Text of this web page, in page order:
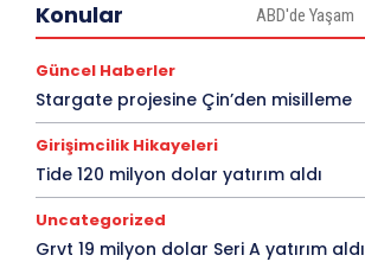
Konular ABD'de Yaşam
Güncel Haberler
Stargate projesine Çin’den misilleme
Girişimcilik Hikayeleri
Tide 120 milyon dolar yatırım aldı
Uncategorized
Grvt 19 milyon dolar Seri A yatırım aldı